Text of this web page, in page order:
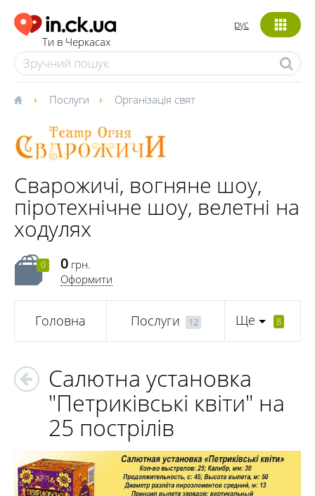
Ти в Черкасах
рус
Послуги Організація свят
Сварожичі, вогняне шоу,
піротехнічне шоу, велетні на
ходулях
0 0 грн.
Оформити
Головна Послуги 12 Ще 8
Салютна установка
"Петриківські квіти" на
25 пострілів